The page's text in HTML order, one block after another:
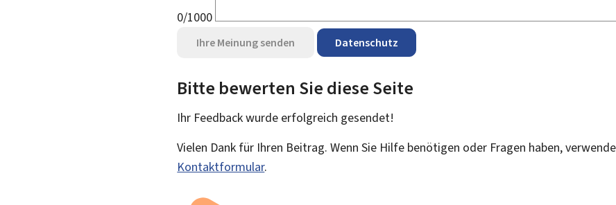
0/1000
Ihre Meinung senden Datenschutz
Bitte bewerten Sie diese Seite
Ihr Feedback wurde erfolgreich gesendet!
Vielen Dank für Ihren Beitrag. Wenn Sie Hilfe benötigen oder Fragen haben,
Kontaktformular.